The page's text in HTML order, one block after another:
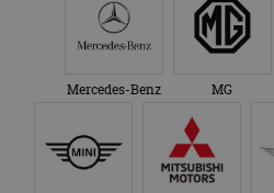
Mercedes-Benz MG